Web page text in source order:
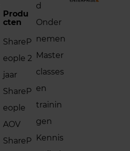
Produ
cten
ShareP
eople 2
jaar
ShareP
eople
AOV
ShareP
d
Onder
nemen
Master
classes
en
trainin
gen
Kennis